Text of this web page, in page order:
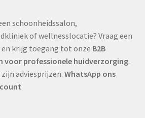
schoonheidssalon,
of wellnesslocatie? Vraag een
en krijg toegang tot onze B2B
voor professionele huidverzorging.
adviesprijzen. WhatsApp ons